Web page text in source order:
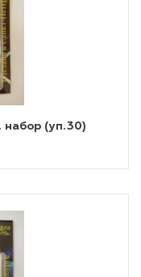
(уп.30)